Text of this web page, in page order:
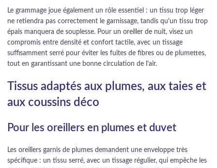
Le grammage joue également un rôle essentiel : un tissu trop léger
ne retiendra pas correctement le garnissage, tandis qu'un tissu trop
épais manquera de souplesse. Pour un oreiller de nuit, visez un
compromis entre densité et confort tactile, avec un tissage
suffisamment serré pour éviter les fuites de fibres ou de plumettes,
tout en garantissant une bonne circulation de l'air.
Tissus adaptés aux plumes, aux taies et
aux coussins déco
Pour les oreillers en plumes et duvet
Les oreillers garnis de plumes demandent une enveloppe très
spécifique : un tissu serré, avec un tissage régulier, qui empêche les